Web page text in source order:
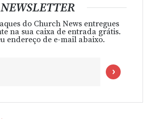
NEWSLETTER
do Church News entregues
na sua caixa de entrada grátis.
endereço de e-mail abaixo.